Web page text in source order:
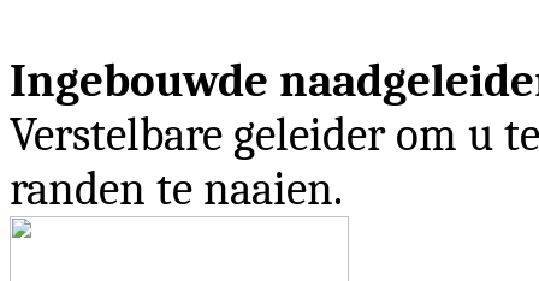
Ingebouwde
Verstelbare geleider om u
randen te naaien.